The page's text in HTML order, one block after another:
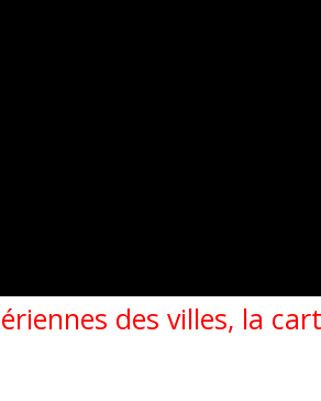
des villes, la